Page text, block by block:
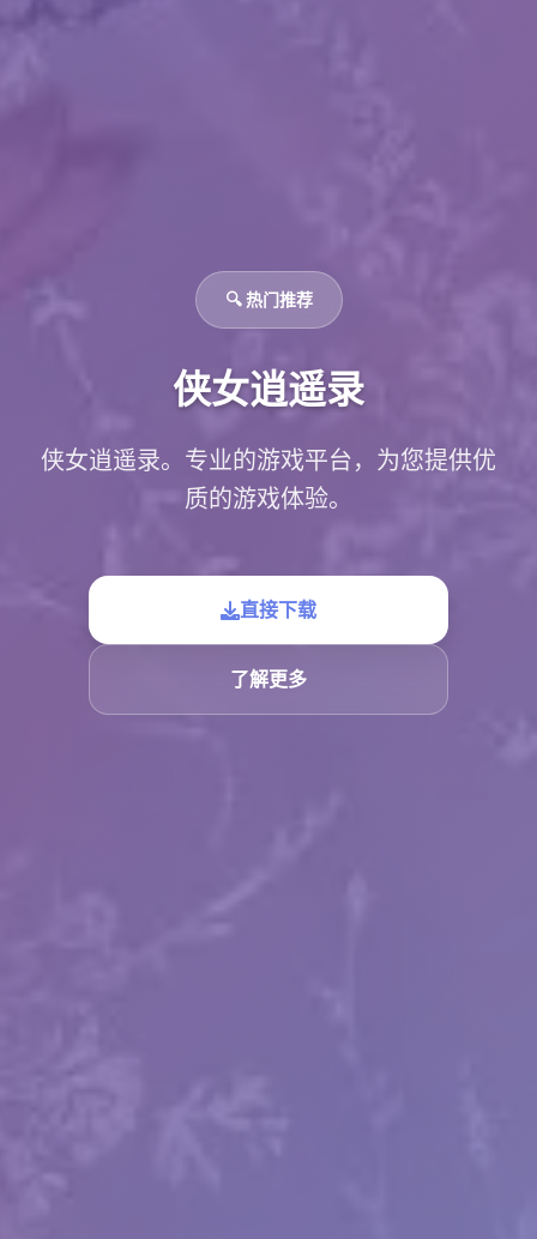
🔍 热门推荐
侠女逍遥录
侠女逍遥录。专业的游戏平台，为您提供优
质的游戏体验。
直接下载
了解更多